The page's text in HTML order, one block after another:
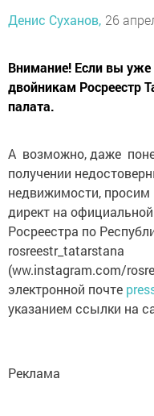
Денис Суханов, 26
Внимание! Если вы
двойникам Росреестр
палата.
А возможно, даже
получении
недвижимости,
директ на
Росреестра по
rosreestr_tatarstana
(ww.instagram.com/
электронной почте
указанием ссылки на
Реклама